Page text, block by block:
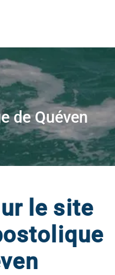
de Quéven
le site